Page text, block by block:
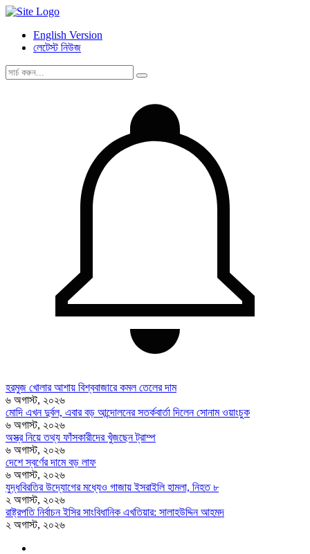
English Version
লেটেস্ট নিউজ
হরমুজ খোলার আশায় বিশ্ববাজারে কমল তেলের দাম
৬ অগাস্ট, ২০২৬
মোদি এখন দুর্বল, এবার বড় আন্দোলনের সতর্কবার্তা দিলেন সোনাম ওয়াংচুক
৬ অগাস্ট, ২০২৬
অস্ত্র নিয়ে তথ্য ফাঁসকারীদের খুঁজছেন ট্রাম্প
৬ অগাস্ট, ২০২৬
দেশে স্বর্ণের দামে বড় লাফ
৬ অগাস্ট, ২০২৬
যুদ্ধবিরতির উদ্যোগের মধ্যেও গাজায় ইসরাইলি হামলা, নিহত ৮
২ অগাস্ট, ২০২৬
রাষ্ট্রপতি নির্বাচন ইসির সাংবিধানিক এখতিয়ার: সালাহউদ্দিন আহমদ
২ অগাস্ট, ২০২৬